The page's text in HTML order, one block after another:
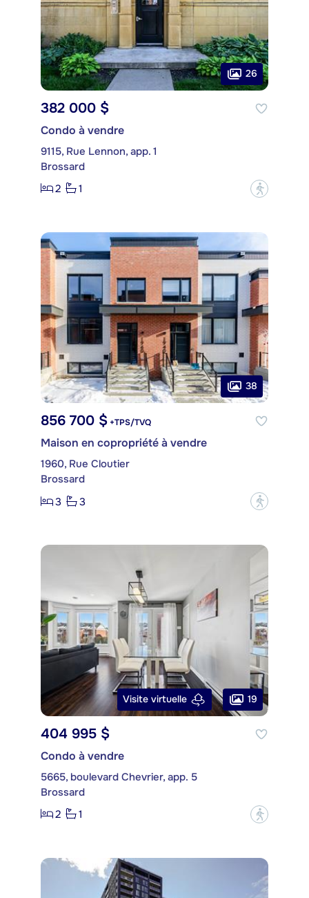
26
382 000 $
Condo à vendre
9115, Rue Lennon, app. 1
Brossard
2
1 ?
38
856 700 $ +TPS/TVQ
Maison en copropriété à vendre
1960, Rue Cloutier
Brossard
3
3 ?
Visite virtuelle 19
404 995 $
Condo à vendre
5665, boulevard Chevrier, app. 5
Brossard
2
1 ?